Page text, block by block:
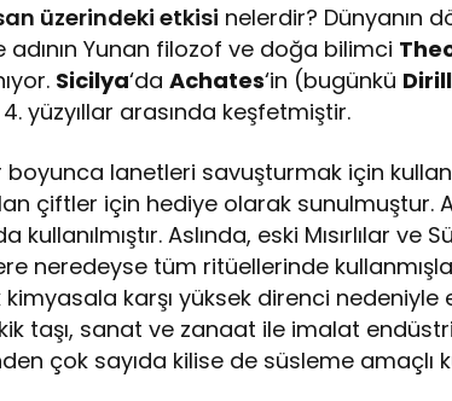
üzerindeki etkisi nelerdir? Dünyanın
Yunan filozof ve doğa bilimci
Sicilya‘daAchates‘in (bugünkü
yüzyıllar arasında keşfetmiştir.
boyunca lanetleri savuşturmak için
çiftler için hediye olarak sunulmuştur.
Aslında, eski Mısırlılar ve
neredeyse tüm ritüellerinde
karşı yüksek direnci
taşı, sanat ve zanaat ile imalat
çok sayıda kilise de süsleme amaçlı